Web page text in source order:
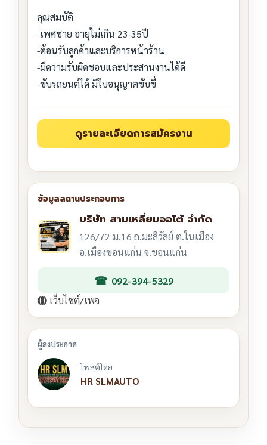
คุณสมบัติ
-เพศชาย อายุไม่เกิน 23-35ปี
-ต้อนรับลูกค้าและบริการหน้าร้าน
-มีความรับผิดชอบและประสานงานได้ดี
-ขับรถยนต์ได้ มีใบอนุญาตขับขี่
บริษัท สามเหลี่ยมออโต้ จำกัด
126/72 ม.16 ถ.มะลิวัลย์ ต.ในเมือง
อ.เมืองขอนแก่น จ.ขอนแก่น
092-394-5329
เว็บไซต์/เพจ
โพสต์โดย
HR SLMAUTO